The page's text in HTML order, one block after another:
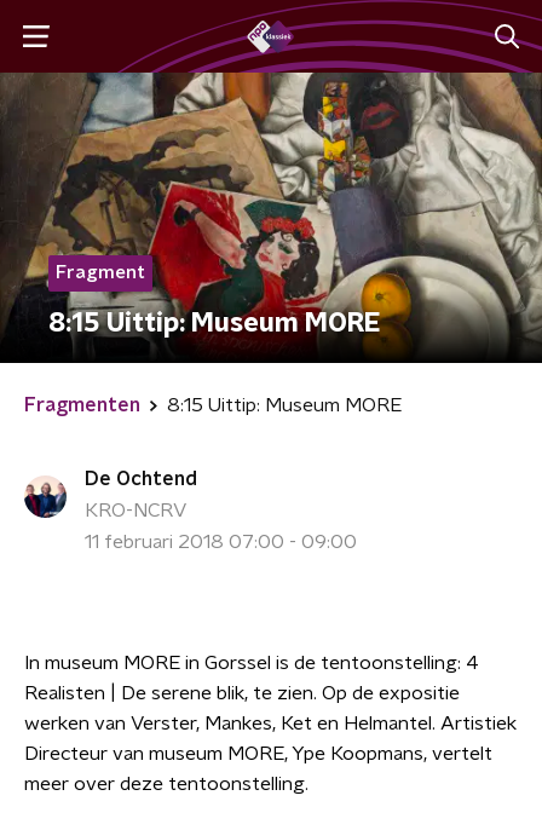
Fragment
8:15 Uittip: Museum MORE
Fragmenten 8:15 Uittip: Museum MORE
De Ochtend
KRO-NCRV
11 februari 2018 07:00 - 09:00
In museum MORE in Gorssel is de tentoonstelling: 4
Realisten | De serene blik, te zien. Op de expositie
werken van Verster, Mankes, Ket en Helmantel. Artistiek
Directeur van museum MORE, Ype Koopmans, vertelt
meer over deze tentoonstelling.